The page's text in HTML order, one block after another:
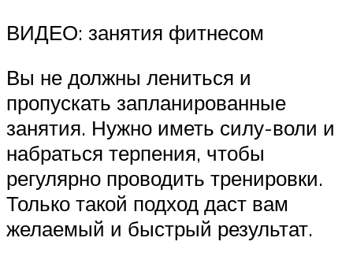
ВИДЕО: занятия фитнесом
Вы не должны лениться и
пропускать запланированные
занятия. Нужно иметь силу-воли и
набраться терпения, чтобы
регулярно проводить тренировки.
Только такой подход даст вам
желаемый и быстрый результат.